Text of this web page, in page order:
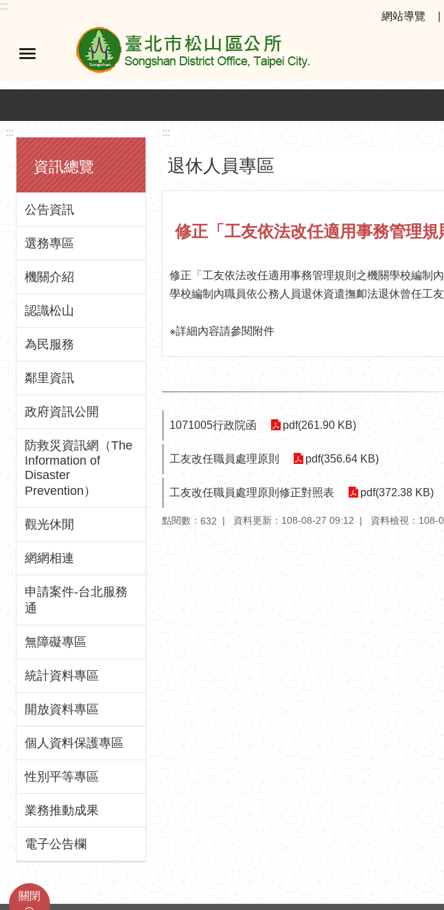
跳到主要內容區塊
:::
網站導覽
:::
資訊總覽
公告資訊
選務專區
機關介紹
認識松山
為民服務
鄰里資訊
政府資訊公開
防救災資訊網（The
Information of
Disaster
Prevention）
觀光休閒
網網相連
申請案件-台北服務
通
無障礙專區
統計資料專區
開放資料專區
個人資料保護專區
性別平等專區
業務推動成果
電子公告欄
:::
退休人員專區
修正「工友依法改任適用事務管理規則之機關學校編制
學校編制內職員依公務人員退休資遣撫卹法退休曾任工
※詳細內容請參閱附件
1071005行政院函 pdf(261.90 KB)
工友改任職員處理原則 pdf(356.64 KB)
工友改任職員處理原則修正對照表 pdf(372.38 KB)
點閱數： 632 資料更新：108-08-27 09:12 資料檢視：108-
關閉